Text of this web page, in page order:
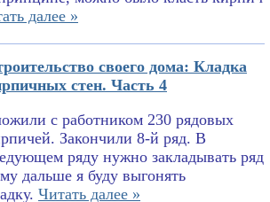
далее »
своего дома: Кладка
стен. Часть 4
с работником 230 рядовых
Закончили 8-й ряд. В
ряду нужно закладывать ряд
дальше я буду выгонять
Читать далее »